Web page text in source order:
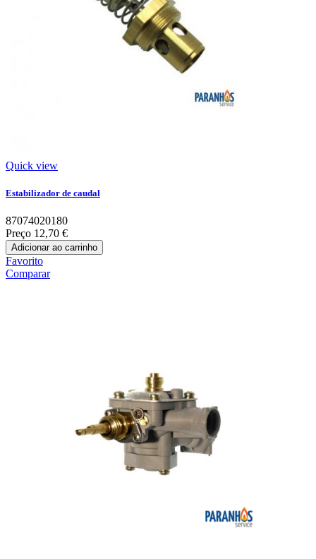
Quick view
Estabilizador de caudal
87074020180
Preço 12,70 €
Adicionar ao carrinho
Favorito
Comparar